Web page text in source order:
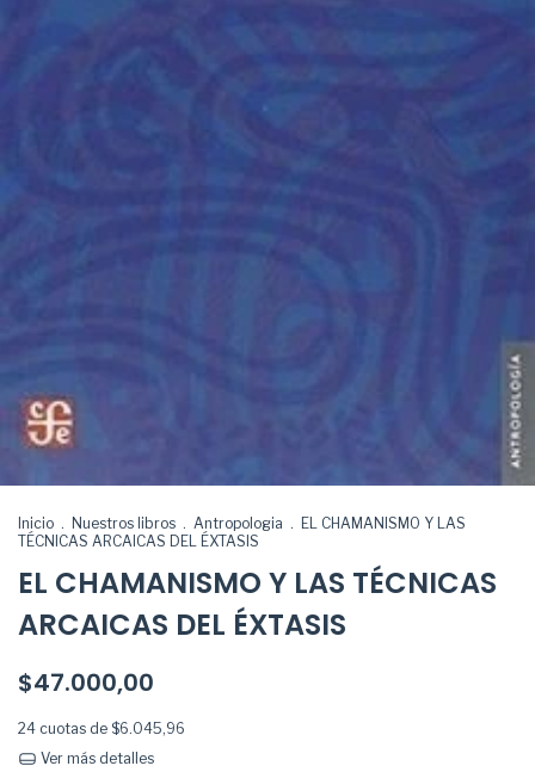
Inicio . Nuestros libros . Antropologia . EL CHAMANISMO Y LAS
TÉCNICAS ARCAICAS DEL ÉXTASIS
EL CHAMANISMO Y LAS TÉCNICAS
ARCAICAS DEL ÉXTASIS
$47.000,00
24 cuotas de $6.045,96
Ver más detalles